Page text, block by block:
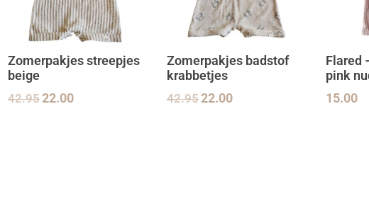
Zomerpakjes streepjes
beige
42.9522.00
Zomerpakjes badstof
krabbetjes
42.9522.00
Flared
pink
15.00